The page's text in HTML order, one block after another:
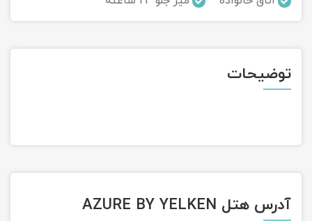
توضیحات
آدرس هتل AZURE BY YELKEN
تور سوباتان
تور ترکمن صحرا